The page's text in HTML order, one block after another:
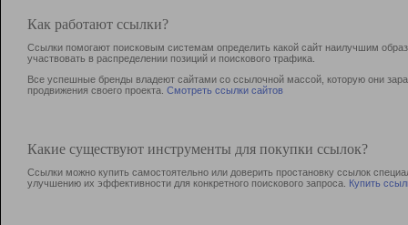
Как работают ссылки?
Ссылки помогают поисковым системам определить какой сайт наилучшим
участвовать в раcпределении позиций и поискового трафика.
Все успешные бренды владеют сайтами со ссылочной массой, которую они
продвижения своего проекта. Смотреть ссылки сайтов
Какие существуют инструменты для покупки ссылок?
Ссылки можно купить самостоятельно или доверить простановку ссылок
улучшению их эффективности для конкретного поискового запроса. Купить